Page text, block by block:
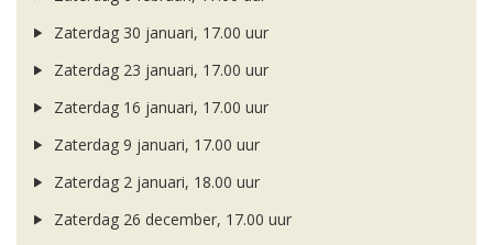
Zaterdag 30 januari, 17.00 uur
Zaterdag 23 januari, 17.00 uur
Zaterdag 16 januari, 17.00 uur
Zaterdag 9 januari, 17.00 uur
Zaterdag 2 januari, 18.00 uur
Zaterdag 26 december, 17.00 uur